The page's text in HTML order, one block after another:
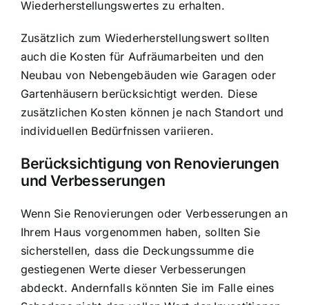
Wiederherstellungswertes zu erhalten.
Zusätzlich zum Wiederherstellungswert sollten
auch die Kosten für Aufräumarbeiten und den
Neubau von Nebengebäuden wie Garagen oder
Gartenhäusern berücksichtigt werden. Diese
zusätzlichen Kosten können je nach Standort und
individuellen Bedürfnissen variieren.
Berücksichtigung von Renovierungen
und Verbesserungen
Wenn Sie Renovierungen oder Verbesserungen an
Ihrem Haus vorgenommen haben, sollten Sie
sicherstellen, dass die Deckungssumme die
gestiegenen Werte dieser Verbesserungen
abdeckt. Andernfalls könnten Sie im Falle eines